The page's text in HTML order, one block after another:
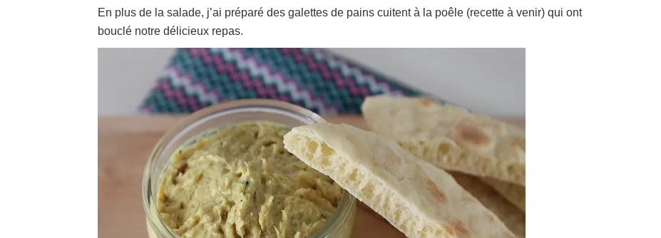
En plus de la salade, j’ai préparé des galettes de pains cuitent à la poêle (recette à venir) qui ont
bouclé notre délicieux repas.